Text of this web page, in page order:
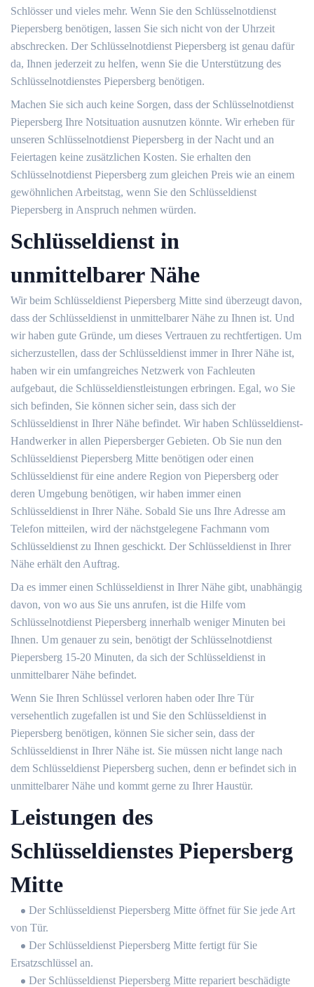
Schlösser und vieles mehr. Wenn Sie den Schlüsselnotdienst
Piepersberg benötigen, lassen Sie sich nicht von der Uhrzeit
abschrecken. Der Schlüsselnotdienst Piepersberg ist genau dafür
da, Ihnen jederzeit zu helfen, wenn Sie die Unterstützung des
Schlüsselnotdienstes Piepersberg benötigen.
Machen Sie sich auch keine Sorgen, dass der Schlüsselnotdienst
Piepersberg Ihre Notsituation ausnutzen könnte. Wir erheben für
unseren Schlüsselnotdienst Piepersberg in der Nacht und an
Feiertagen keine zusätzlichen Kosten. Sie erhalten den
Schlüsselnotdienst Piepersberg zum gleichen Preis wie an einem
gewöhnlichen Arbeitstag, wenn Sie den Schlüsseldienst
Piepersberg in Anspruch nehmen würden.
Schlüsseldienst in
unmittelbarer Nähe
Wir beim Schlüsseldienst Piepersberg Mitte sind überzeugt davon,
dass der Schlüsseldienst in unmittelbarer Nähe zu Ihnen ist. Und
wir haben gute Gründe, um dieses Vertrauen zu rechtfertigen. Um
sicherzustellen, dass der Schlüsseldienst immer in Ihrer Nähe ist,
haben wir ein umfangreiches Netzwerk von Fachleuten
aufgebaut, die Schlüsseldienstleistungen erbringen. Egal, wo Sie
sich befinden, Sie können sicher sein, dass sich der
Schlüsseldienst in Ihrer Nähe befindet. Wir haben Schlüsseldienst-
Handwerker in allen Piepersberger Gebieten. Ob Sie nun den
Schlüsseldienst Piepersberg Mitte benötigen oder einen
Schlüsseldienst für eine andere Region von Piepersberg oder
deren Umgebung benötigen, wir haben immer einen
Schlüsseldienst in Ihrer Nähe. Sobald Sie uns Ihre Adresse am
Telefon mitteilen, wird der nächstgelegene Fachmann vom
Schlüsseldienst zu Ihnen geschickt. Der Schlüsseldienst in Ihrer
Nähe erhält den Auftrag.
Da es immer einen Schlüsseldienst in Ihrer Nähe gibt, unabhängig
davon, von wo aus Sie uns anrufen, ist die Hilfe vom
Schlüsselnotdienst Piepersberg innerhalb weniger Minuten bei
Ihnen. Um genauer zu sein, benötigt der Schlüsselnotdienst
Piepersberg 15-20 Minuten, da sich der Schlüsseldienst in
unmittelbarer Nähe befindet.
Wenn Sie Ihren Schlüssel verloren haben oder Ihre Tür
versehentlich zugefallen ist und Sie den Schlüsseldienst in
Piepersberg benötigen, können Sie sicher sein, dass der
Schlüsseldienst in Ihrer Nähe ist. Sie müssen nicht lange nach
dem Schlüsseldienst Piepersberg suchen, denn er befindet sich in
unmittelbarer Nähe und kommt gerne zu Ihrer Haustür.
Leistungen des
Schlüsseldienstes Piepersberg
Mitte
Der Schlüsseldienst Piepersberg Mitte öffnet für Sie jede Art
von Tür.
Der Schlüsseldienst Piepersberg Mitte fertigt für Sie
Ersatzschlüssel an.
Der Schlüsseldienst Piepersberg Mitte repariert beschädigte